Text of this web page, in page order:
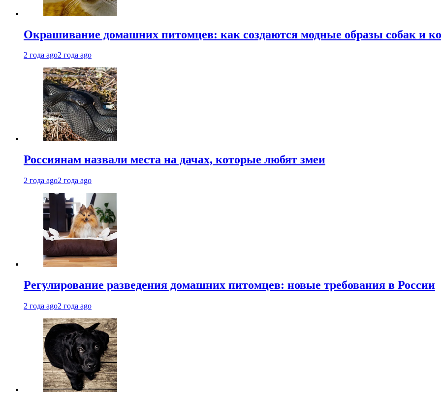
Окрашивание домашних питомцев: как создаются модные образы собак и
2 года ago2 года ago
Россиянам назвали места на дачах, которые любят змеи
2 года ago2 года ago
Регулирование разведения домашних питомцев: новые требования в России
2 года ago2 года ago